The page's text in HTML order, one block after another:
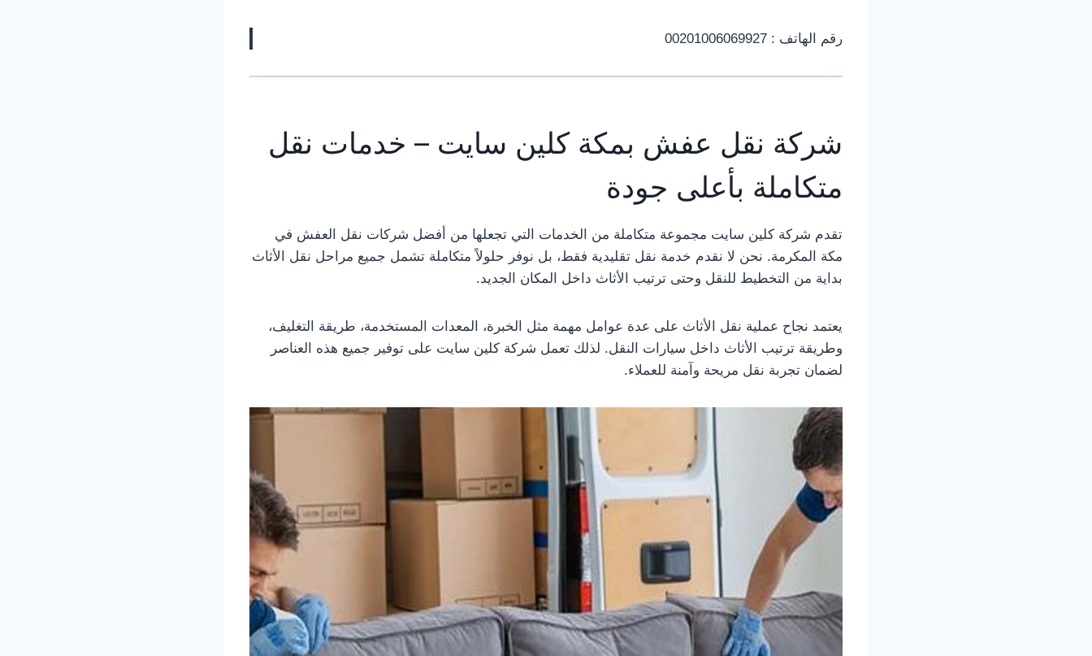
رقم الهاتف : 00201006069927
شركة نقل عفش بمكة كلين سايت – خدمات نقل
متكاملة بأعلى جودة
تقدم شركة كلين سايت مجموعة متكاملة من الخدمات التي تجعلها من أفضل شركات نقل العفش في
مكة المكرمة. نحن لا نقدم خدمة نقل تقليدية فقط، بل نوفر حلولاً متكاملة تشمل جميع مراحل نقل الأثاث
بداية من التخطيط للنقل وحتى ترتيب الأثاث داخل المكان الجديد.
يعتمد نجاح عملية نقل الأثاث على عدة عوامل مهمة مثل الخبرة، المعدات المستخدمة، طريقة التغليف،
وطريقة ترتيب الأثاث داخل سيارات النقل. لذلك تعمل شركة كلين سايت على توفير جميع هذه العناصر
لضمان تجربة نقل مريحة وآمنة للعملاء.